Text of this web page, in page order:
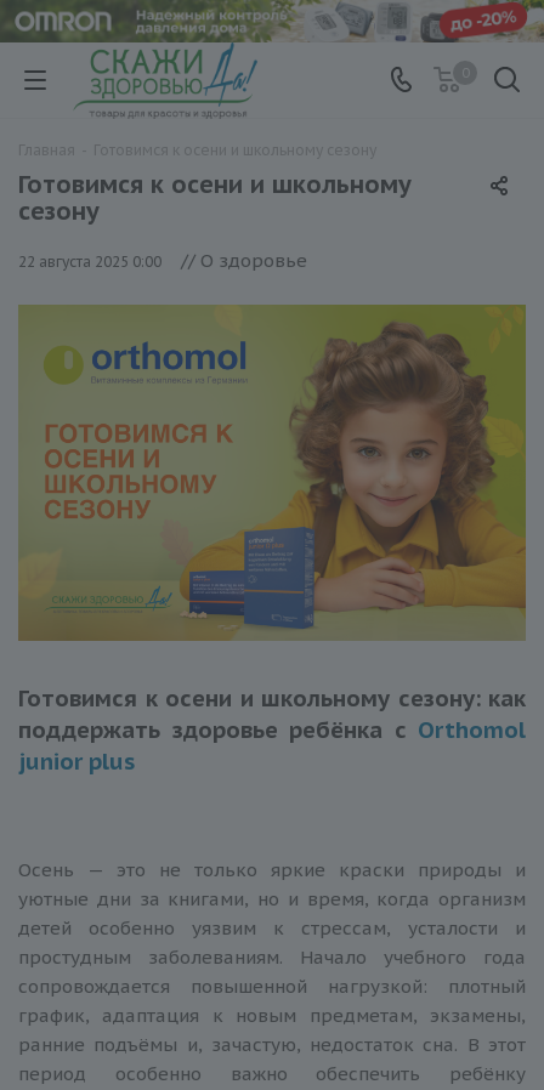
Готовимся к осени и школьному
сезону
22 августа 2025 0:00 // О здоровье
Готовимся к осени и школьному сезону: как
поддержать здоровье ребёнка с Orthomol
junior plus
Осень — это не только яркие краски природы и
уютные дни за книгами, но и время, когда организм
детей особенно уязвим к стрессам, усталости и
простудным заболеваниям. Начало учебного года
сопровождается повышенной нагрузкой: плотный
график, адаптация к новым предметам, экзамены,
ранние подъёмы и, зачастую, недостаток сна. В этот
период особенно важно обеспечить ребёнку